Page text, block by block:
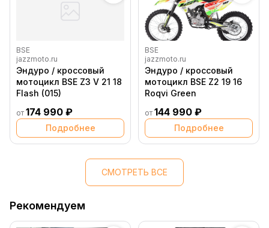
BSE
jazzmoto.ru
Эндуро / кроссовый
мотоцикл BSE Z3 V 21 18
Flash (015)
от 174 990 ₽
Подробнее
BSE
jazzmoto.ru
Эндуро / кроссовый
мотоцикл BSE Z2 19 16
Roqvi Green
от 144 990 ₽
Подробнее
СМОТРЕТЬ ВСЕ
Рекомендуем